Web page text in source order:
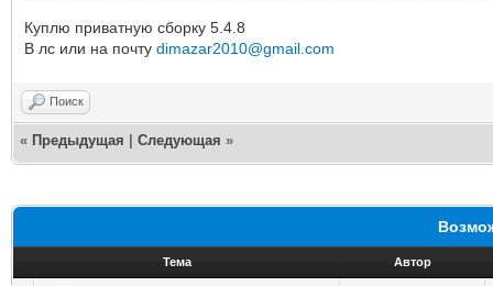
Куплю приватную сборку 5.4.8
В лс или на почту dimazar2010@gmail.com
Поиск
« Предыдущая Следующая »
Тема Автор